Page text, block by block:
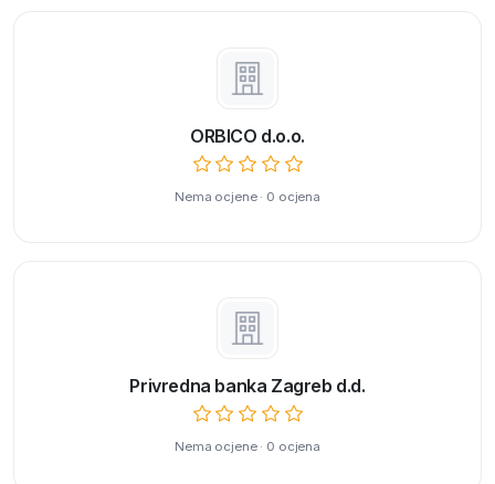
ORBICO d.o.o.
Nema ocjene · 0 ocjena
Privredna banka Zagreb d.d.
Nema ocjene · 0 ocjena